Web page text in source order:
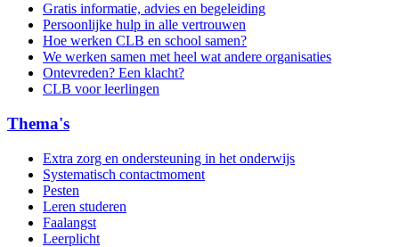
Gratis informatie, advies en begeleiding
Persoonlijke hulp in alle vertrouwen
Hoe werken CLB en school samen?
We werken samen met heel wat andere organisaties
Ontevreden? Een klacht?
CLB voor leerlingen
Thema's
Extra zorg en ondersteuning in het onderwijs
Systematisch contactmoment
Pesten
Leren studeren
Faalangst
Leerplicht